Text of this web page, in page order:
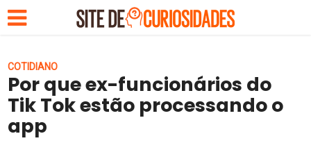
COTIDIANO
Por que ex-funcionários do
Tik Tok estão processando o
app